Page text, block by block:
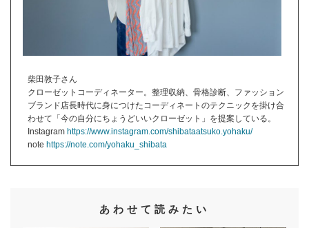
柴田敦子さん
クローゼットコーディネーター。整理収納、骨格診断、ファッション
ブランド店長時代に身につけたコーディネートのテクニックを掛け合
わせて「今の自分にちょうどいいクローゼット」を提案している。
Instagram https://www.instagram.com/shibataatsuko.yohaku/
note https://note.com/yohaku_shibata
あわせて読みたい